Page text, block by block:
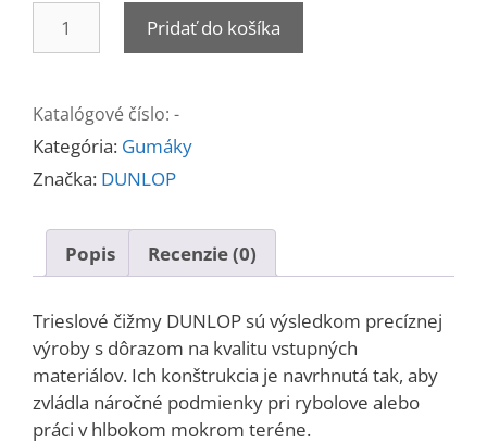
Trieslové
Pridať do košíka
Katalógové číslo: -
Kategória: Gumáky
Značka: DUNLOP
Popis Recenzie (0)
Trieslové čižmy DUNLOP sú výsledkom precíznej
výroby s dôrazom na kvalitu vstupných
materiálov. Ich konštrukcia je navrhnutá tak, aby
zvládla náročné podmienky pri rybolove alebo
práci v hlbokom mokrom teréne.